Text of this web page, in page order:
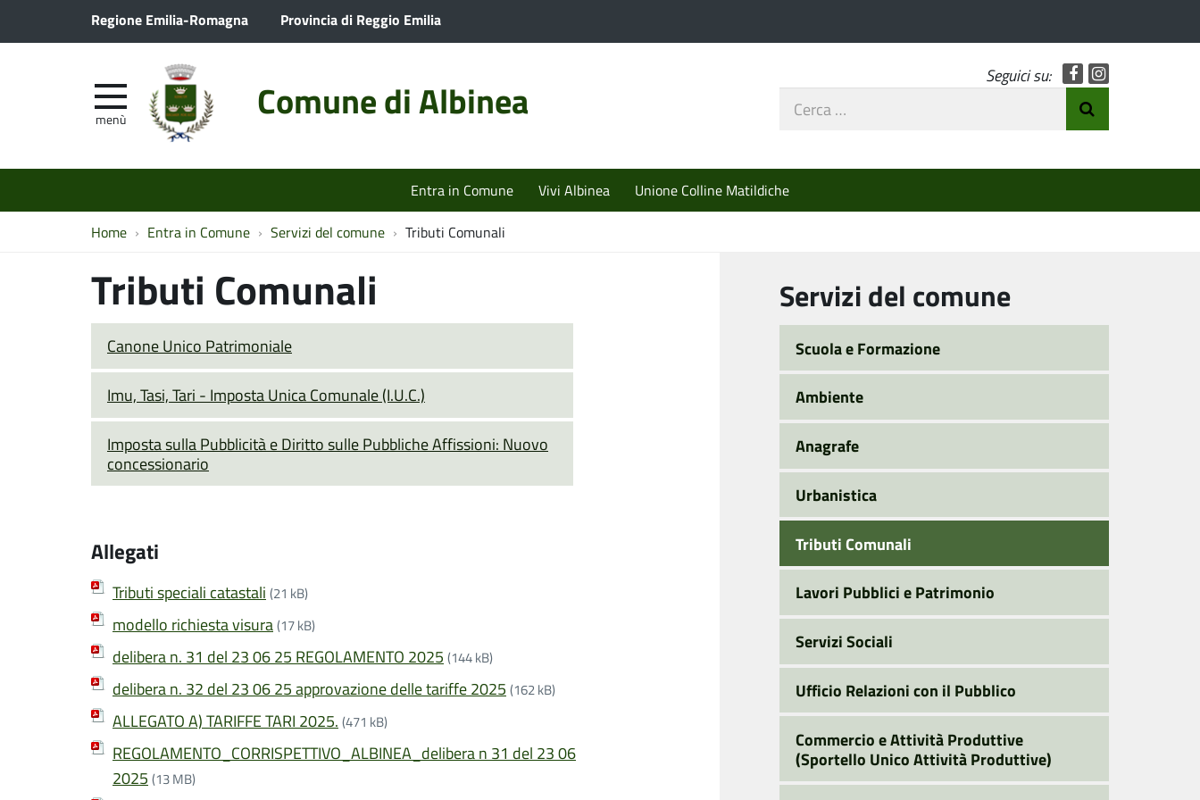
Regione Emilia-Romagna Provincia di Reggio Emilia
Comune di Albinea
menù
Seguici su: Facebook
Cerca
Entra in Comune Vivi Albinea Unione Colline Matildiche
Home Entra in Comune Servizi del comune Tributi Comunali
Tributi Comunali
Canone Unico Patrimoniale
Imu, Tasi, Tari - Imposta Unica Comunale (I.U.C.)
Imposta sulla Pubblicità e Diritto sulle Pubbliche Affissioni: Nuovo
concessionario
Allegati
Tributi speciali catastali (21 kB)
modello richiesta visura(17 kB)
delibera n. 31 del 23 06 25 REGOLAMENTO 2025 (144 kB)
delibera n. 32 del 23 06 25 approvazione delle tariffe 2025 (162 kB)
ALLEGATO A) TARIFFE TARI 2025. (471 kB)
REGOLAMENTO_CORRISPETTIVO_ALBINEA_delibera n 31 del 23 06
2025 (13 MB)
Servizi del comune
Scuola e Formazione
Ambiente
Anagrafe
Urbanistica
Tributi Comunali
Lavori Pubblici e Patrimonio
Servizi Sociali
Ufficio Relazioni con il Pubblico
Commercio e Attività Produttive
(Sportello Unico Attività Produttive)